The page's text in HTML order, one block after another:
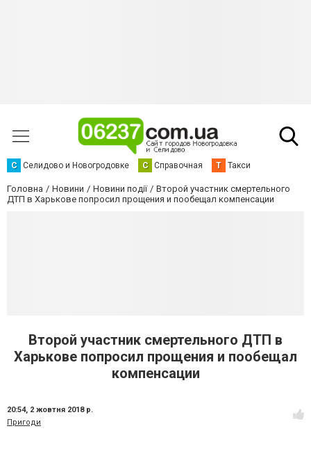
С Селидово и Новогродовке С Справочная Т Такси
Головна Новини Новини події
Второй участник смертельного
ДТП в Харькове попросил прощения и пообещал компенсации
Второй участник смертельного ДТП в
Харькове попросил прощения и пообещал
компенсации
20:54, 2 жовтня 2018 р.
Пригоди